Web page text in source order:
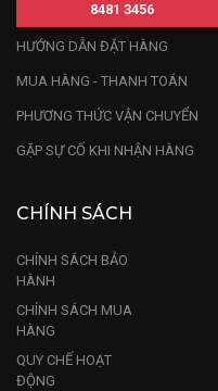
8481 3456
HƯỚNG DẪN ĐẶT HÀNG
MUA HÀNG - THANH TOÁN
PHƯƠNG THỨC VẬN CHUYỂN
GẶP SỰ CỐ KHI NHẬN HÀNG
CHÍNH SÁCH
CHÍNH SÁCH BẢO
HÀNH
CHÍNH SÁCH MUA
HÀNG
QUY CHẾ HOẠT
ĐỘNG